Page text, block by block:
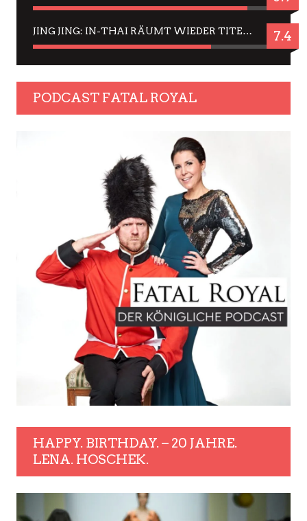
JING JING: IN-THAI RÄUMT WIEDER TITEL AB – EIN ZWEI-STUNDEN-ERLEBNISBERICHT 7.4
PODCAST FATAL ROYAL
HAPPY. BIRTHDAY. – 20 JAHRE.
LENA. HOSCHEK.